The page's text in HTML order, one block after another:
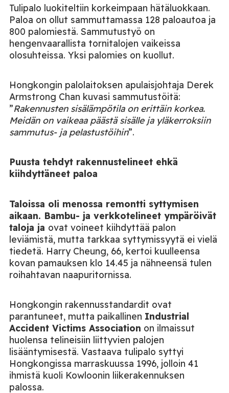
Tulipalo luokiteltiin korkeimpaan hätäluokkaan.
Paloa on ollut sammuttamassa 128 paloautoa ja
800 palomiestä. Sammutustyö on
hengenvaarallista tornitalojen vaikeissa
olosuhteissa. Yksi palomies on kuollut.
Hongkongin palolaitoksen apulaisjohtaja Derek
Armstrong Chan kuvasi sammutustöitä:
”Rakennusten sisälämpötila on erittäin korkea.
Meidän on vaikeaa päästä sisälle ja yläkerroksiin
sammutus- ja pelastustöihin”.
Puusta tehdyt rakennustelineet ehkä
kiihdyttäneet paloa
Taloissa oli menossa remontti syttymisen
aikaan. Bambu- ja verkkotelineet ympäröivät
taloja ja ovat voineet kiihdyttää palon
leviämistä, mutta tarkkaa syttymissyytä ei vielä
tiedetä. Harry Cheung, 66, kertoi kuulleensa
kovan pamauksen klo 14.45 ja nähneensä tulen
roihahtavan naapuritornissa.
Hongkongin rakennusstandardit ovat
parantuneet, mutta paikallinen Industrial
Accident Victims Association on ilmaissut
huolensa telineisiin liittyvien palojen
lisääntymisestä. Vastaava tulipalo syttyi
Hongkongissa marraskuussa 1996, jolloin 41
ihmistä kuoli Kowloonin liikerakennuksen
palossa.